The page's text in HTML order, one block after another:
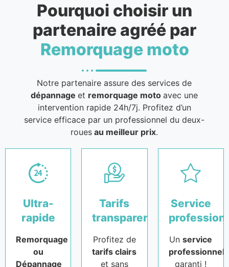
Pourquoi choisir un
partenaire agréé par
Remorquage moto
Notre partenaire assure des services de
dépannageet remorquage motoavec une
intervention rapide 24h/7j. Profitez d’un
service efficace par un professionnel du deux-
roues au meilleur prix.
Ultra-
rapide
Remorquage
ou
Dépannage
Tarifs
transparents
Profitez de
tarifs clairs
et sans
Service
Unservice
professionnel
garanti !